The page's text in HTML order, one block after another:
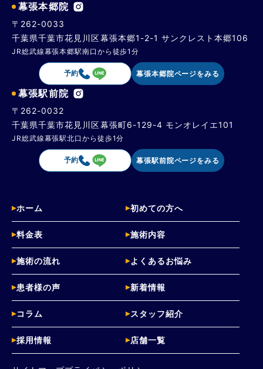
幕張本郷院
〒262-0033
千葉県千葉市花見川区幕張本郷1-2-1 サンクレスト本郷106
JR総武線幕張本郷駅南口から徒歩1分
予約 幕張本郷院ページをみる
幕張駅前院
〒262-0032
千葉県千葉市花見川区幕張町6-129-4 モンオレイエ101
JR総武線幕張駅北口から徒歩1分
予約 幕張駅前院ページをみる
ホーム 初めての方へ
料金表 施術内容
施術の流れ よくあるお悩み
患者様の声 新着情報
コラム スタッフ紹介
採用情報 店舗一覧